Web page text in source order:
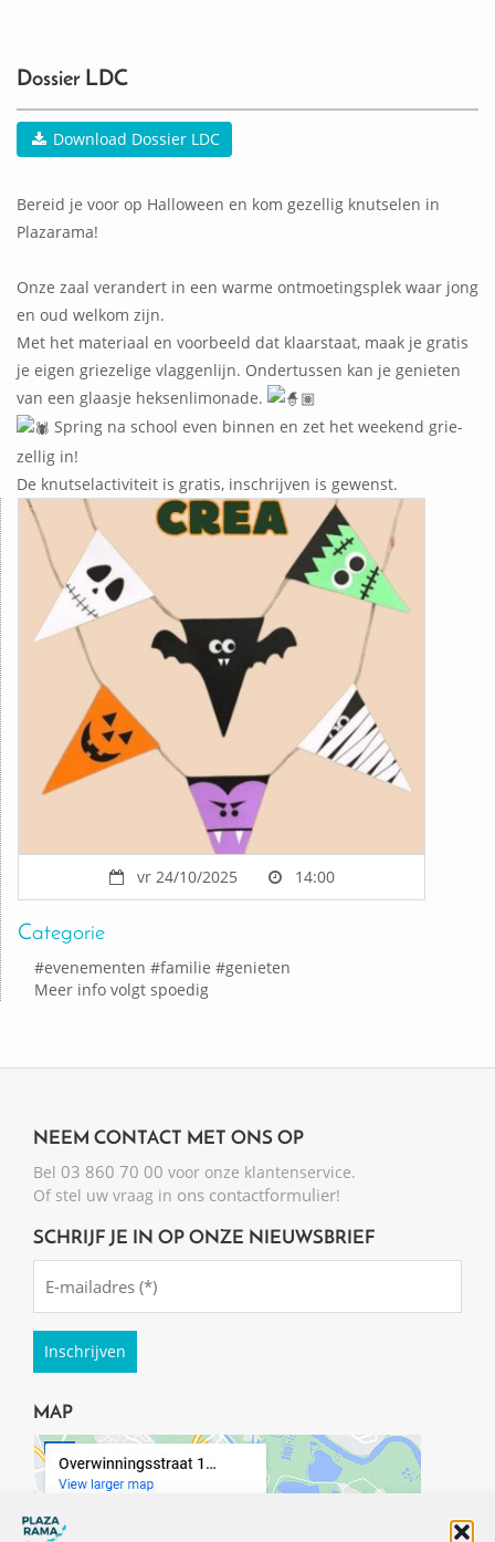
Dossier LDC
Download Dossier LDC
Bereid je voor op Halloween en kom gezellig knutselen in
Plazarama!
Onze zaal verandert in een warme ontmoetingsplek waar jong
en oud welkom zijn.
Met het materiaal en voorbeeld dat klaarstaat, maak je gratis
je eigen griezelige vlaggenlijn. Ondertussen kan je genieten
van een glaasje heksenlimonade.
Spring na school even binnen en zet het weekend grie-
zellig in!
De knutselactiviteit is gratis, inschrijven is gewenst.
vr 24/10/2025 14:00
Categorie
#evenementen #familie #genieten
Meer info volgt spoedig
NEEM CONTACT MET ONS OP
Bel 03 860 70 00 voor onze klantenservice.
Of stel uw vraag in ons contactformulier!
SCHRIJF JE IN OP ONZE NIEUWSBRIEF
(Required)
MAP